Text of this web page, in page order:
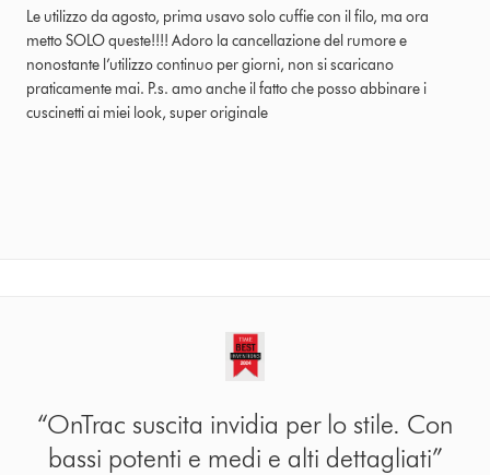
Le utilizzo da agosto, prima usavo solo cuffie con il filo, ma ora
metto SOLO queste!!!! Adoro la cancellazione del rumore e
nonostante l’utilizzo continuo per giorni, non si scaricano
praticamente mai. P.s. amo anche il fatto che posso abbinare i
cuscinetti ai miei look, super originale
“OnTrac suscita invidia per lo stile. Con
bassi potenti e medi e alti dettagliati”